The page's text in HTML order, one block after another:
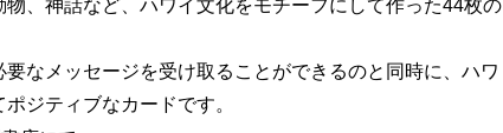
、神話など、ハワイ文化をモチーフにして作った44枚の
なメッセージを受け取ることができるのと同時に、ハワ
ジティブなカードです。